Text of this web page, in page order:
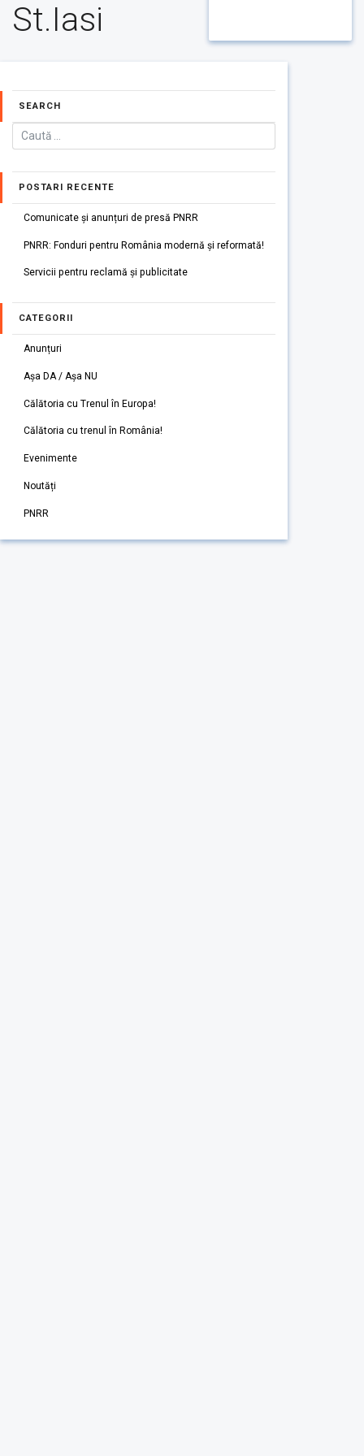
St.Iasi
SEARCH
POSTARI RECENTE
Comunicate și anunțuri de presă PNRR
PNRR: Fonduri pentru România modernă și reformată!
Servicii pentru reclamă și publicitate
CATEGORII
Anunțuri
Așa DA / Așa NU
Călătoria cu Trenul în Europa!
Călătoria cu trenul în România!
Evenimente
Noutăți
PNRR